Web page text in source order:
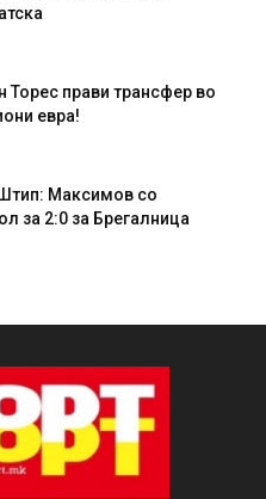
Торес прави трансфер во
евра!
Максимов со
за 2:0 за Брегалница